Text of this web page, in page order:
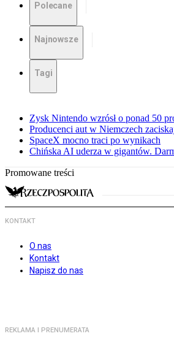
Polecane
Najnowsze
Tagi
Zysk Nintendo wzrósł o ponad 50
Producenci aut w Niemczech
SpaceX mocno traci po wynikach
Chińska AI uderza w gigantów.
Promowane treści
KONTAKT
O nas
Kontakt
Napisz do nas
REKLAMA I PRENUMERATA